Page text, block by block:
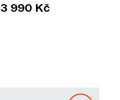
3 990 Kč